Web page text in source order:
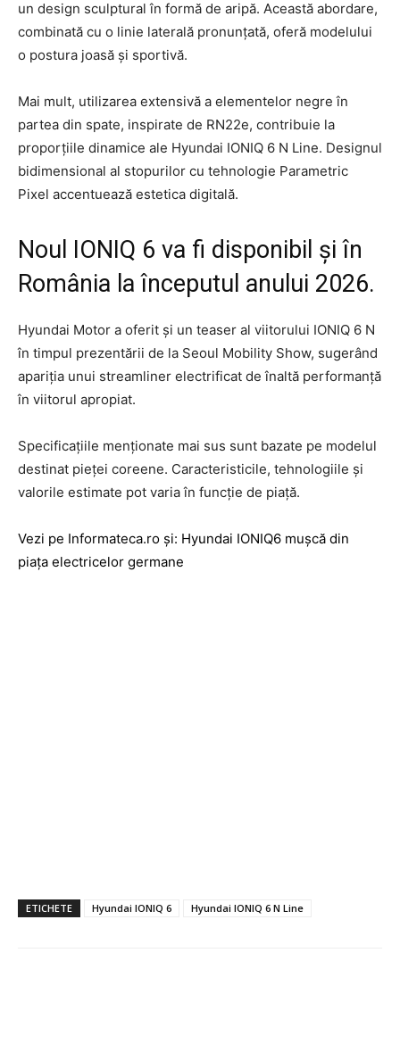
un design sculptural în formă de aripă. Această abordare,
combinată cu o linie laterală pronunțată, oferă modelului
o postura joasă și sportivă.
Mai mult, utilizarea extensivă a elementelor negre în
partea din spate, inspirate de RN22e, contribuie la
proporțiile dinamice ale Hyundai IONIQ 6 N Line. Designul
bidimensional al stopurilor cu tehnologie Parametric
Pixel accentuează estetica digitală.
Noul IONIQ 6 va fi disponibil și în
România la începutul anului 2026.
Hyundai Motor a oferit și un teaser al viitorului IONIQ 6 N
în timpul prezentării de la Seoul Mobility Show, sugerând
apariția unui streamliner electrificat de înaltă performanță
în viitorul apropiat.
Specificațiile menționate mai sus sunt bazate pe modelul
destinat pieței coreene. Caracteristicile, tehnologiile și
valorile estimate pot varia în funcție de piață.
Vezi pe Informateca.ro și: Hyundai IONIQ6 mușcă din
piața electricelor germane
ETICHETE Hyundai IONIQ 6 Hyundai IONIQ 6 N Line